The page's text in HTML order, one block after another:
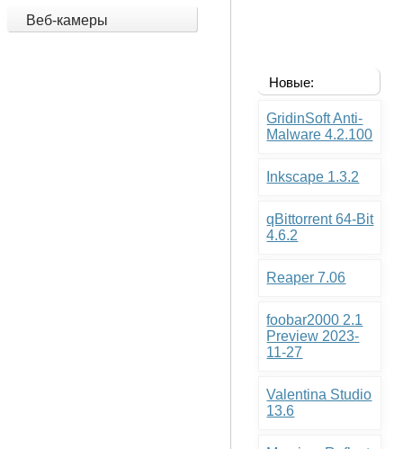
Веб-камеры
Новые:
GridinSoft Anti-
Malware 4.2.100
Inkscape 1.3.2
qBittorrent 64-Bit
4.6.2
Reaper 7.06
foobar2000 2.1
Preview 2023-
11-27
Valentina Studio
13.6